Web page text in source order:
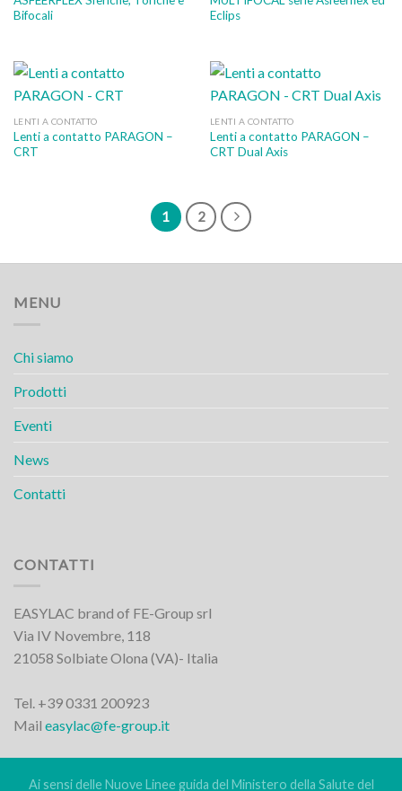
Bifocali
Eclips
LENTI A CONTATTO
Lenti a contatto PARAGON –
CRT
LENTI A CONTATTO
Lenti a contatto PARAGON –
CRT Dual Axis
1 2
MENU
Chi siamo
Prodotti
Eventi
News
Contatti
CONTATTI
EASYLAC brand of FE-Group srl
Via IV Novembre, 118
21058 Solbiate Olona (VA)- Italia
Tel. +39 0331 200923
Mail easylac@fe-group.it
Ai sensi delle Nuove Linee guida del Ministero della Salute del